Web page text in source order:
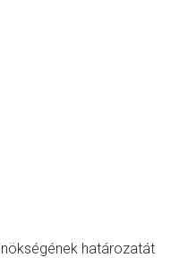
határozatát